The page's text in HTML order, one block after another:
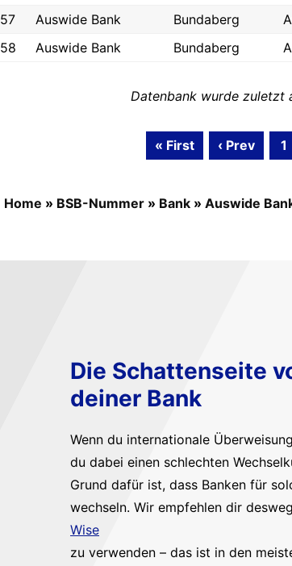
57
Auswide Bank Bundaberg
58
Auswide Bank Bundaberg
Datenbank wurde
« First ‹ Prev 1
Home » BSB-Nummer » Bank » Auswide
Die Schattenseite
deiner Bank
Wenn du internationale
du dabei einen schlechten
Grund dafür ist, dass Banken für
wechseln. Wir empfehlen dir
Wise
zu verwenden – das ist in den